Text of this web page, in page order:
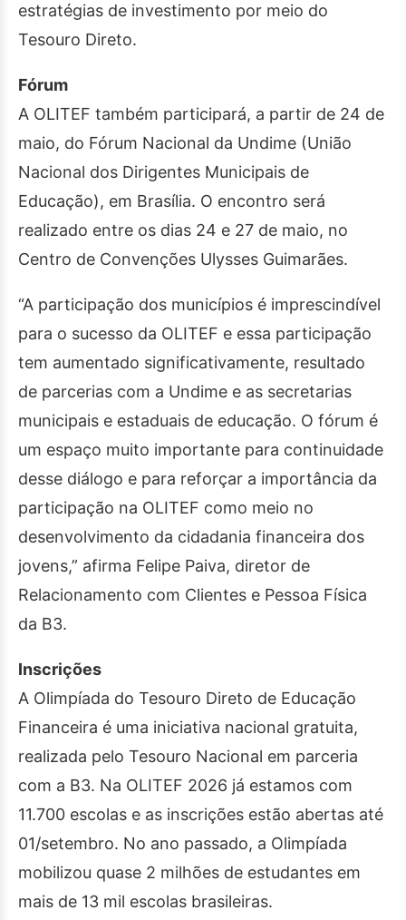
estratégias de investimento por meio do
Tesouro Direto.
Fórum
A OLITEF também participará, a partir de 24 de
maio, do Fórum Nacional da Undime (União
Nacional dos Dirigentes Municipais de
Educação), em Brasília. O encontro será
realizado entre os dias 24 e 27 de maio, no
Centro de Convenções Ulysses Guimarães.
“A participação dos municípios é imprescindível
para o sucesso da OLITEF e essa participação
tem aumentado significativamente, resultado
de parcerias com a Undime e as secretarias
municipais e estaduais de educação. O fórum é
um espaço muito importante para continuidade
desse diálogo e para reforçar a importância da
participação na OLITEF como meio no
desenvolvimento da cidadania financeira dos
jovens,” afirma Felipe Paiva, diretor de
Relacionamento com Clientes e Pessoa Física
da B3.
Inscrições
A Olimpíada do Tesouro Direto de Educação
Financeira é uma iniciativa nacional gratuita,
realizada pelo Tesouro Nacional em parceria
com a B3. Na OLITEF 2026 já estamos com
11.700 escolas e as inscrições estão abertas até
01/setembro. No ano passado, a Olimpíada
mobilizou quase 2 milhões de estudantes em
mais de 13 mil escolas brasileiras.